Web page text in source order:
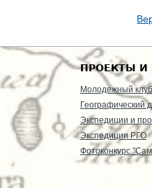
ПРОЕКТЫ И
Молодежный клуб
Географический
Экспедиции и
Экспедиции РГО
Фотоконкурс